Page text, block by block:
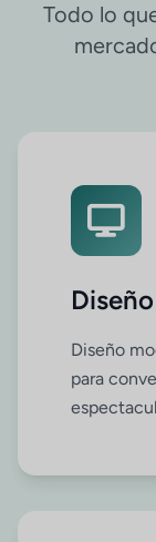
Todo lo
Diseño
para